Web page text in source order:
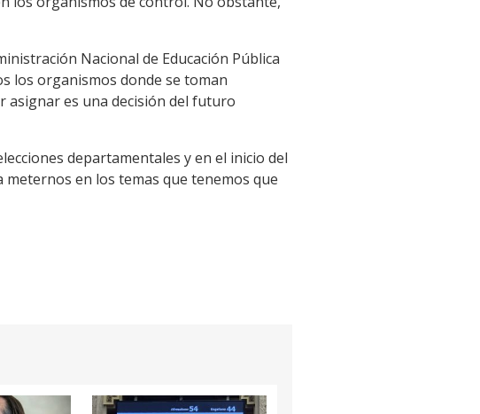
Nacional de Educación Pública
los organismos donde se toman
asignar es una decisión del futuro
departamentales y en el inicio del
en los temas que tenemos que